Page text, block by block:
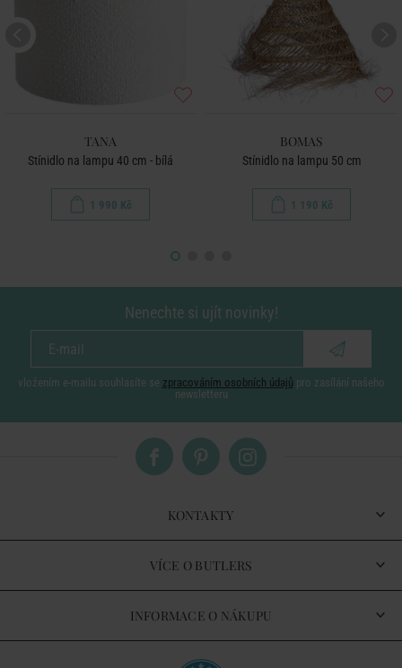
TANA
Stínidlo na lampu 40 cm - bílá
1 990 Kč
BOMAS
Stínidlo na lampu 50 cm
1 190 Kč
Nenechte si ujít novinky!
vložením e-mailu souhlasíte se zpracováním osobních údajů pro zasílání našeho
newsletteru
KONTAKTY
VÍCE O BUTLERS
INFORMACE O NÁKUPU